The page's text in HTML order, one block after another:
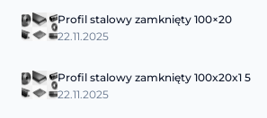
Profil stalowy zamknięty 100×20
22.11.2025
Profil stalowy zamknięty 100x20x1 5
22.11.2025